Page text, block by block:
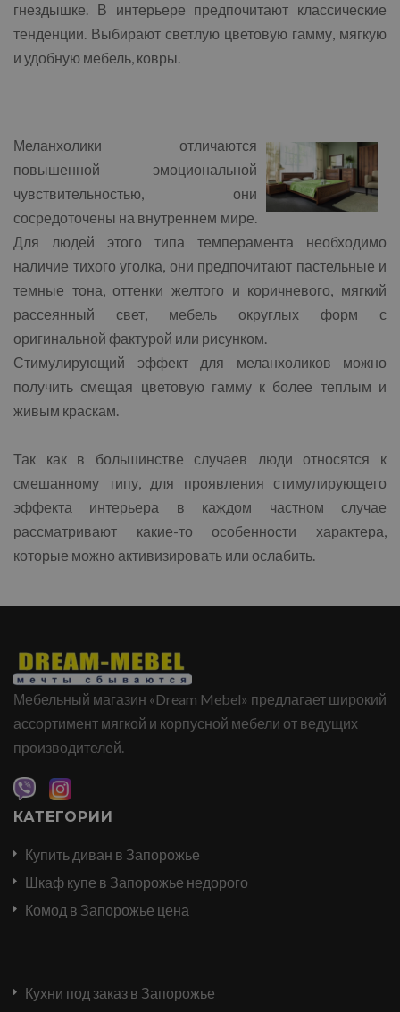
гнездышке. В интерьере предпочитают классические
тенденции. Выбирают светлую цветовую гамму, мягкую
и удобную мебель, ковры.
Меланхолики отличаются
повышенной эмоциональной
чувствительностью, они
сосредоточены на внутреннем мире.
Для людей этого типа темперамента необходимо
наличие тихого уголка, они предпочитают пастельные и
темные тона, оттенки желтого и коричневого, мягкий
рассеянный свет, мебель округлых форм с
оригинальной фактурой или рисунком.
Стимулирующий эффект для меланхоликов можно
получить смещая цветовую гамму к более теплым и
живым краскам.
Так как в большинстве случаев люди относятся к
смешанному типу, для проявления стимулирующего
эффекта интерьера в каждом частном случае
рассматривают какие-то особенности характера,
которые можно активизировать или ослабить.
Мебельный магазин «Dream Mebel» предлагает широкий
ассортимент мягкой и корпусной мебели от ведущих
производителей.
КАТЕГОРИИ
Купить диван в Запорожье
Шкаф купе в Запорожье недорого
Комод в Запорожье цена
Кухни под заказ в Запорожье